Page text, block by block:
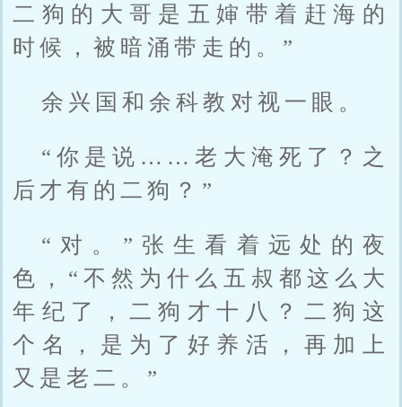
二狗的大哥是五婶带着赶海的
时候，被暗涌带走的。”
余兴国和余科教对视一眼。
“你是说……老大淹死了？之
后才有的二狗？”
“对。”张生看着远处的夜
色，“不然为什么五叔都这么大
年纪了，二狗才十八？二狗这
个名，是为了好养活，再加上
又是老二。”